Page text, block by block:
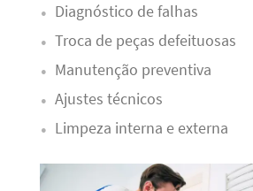
Diagnóstico de falhas
Troca de peças defeituosas
Manutenção preventiva
Ajustes técnicos
Limpeza interna e externa